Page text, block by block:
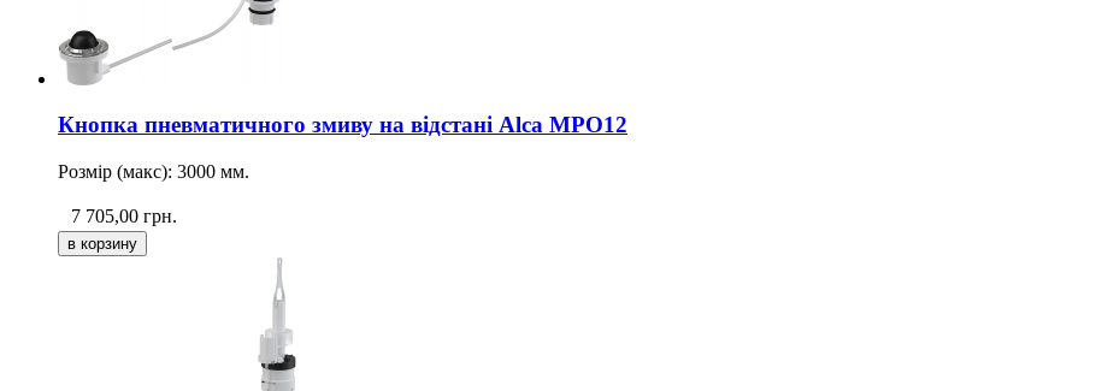
Кнопка пневматичного змиву на відстані Alca MPO12
Розмір (макс): 3000 мм.
7 705,00 грн.